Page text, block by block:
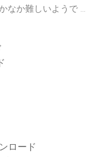
なか難しいようで …
ロード